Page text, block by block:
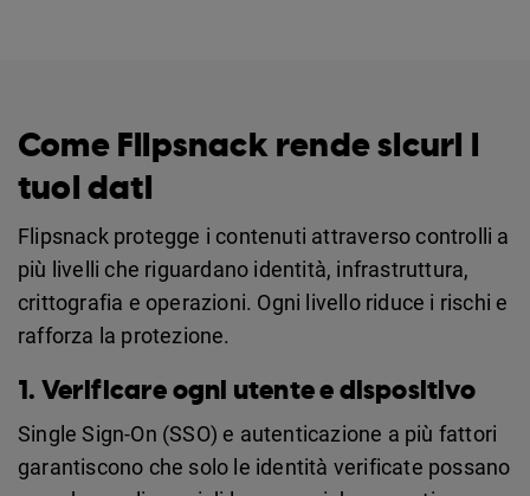
Come Flipsnack rende sicuri i
tuoi dati
Flipsnack protegge i contenuti attraverso controlli a
più livelli che riguardano identità, infrastruttura,
crittografia e operazioni. Ogni livello riduce i rischi e
rafforza la protezione.
1. Verificare ogni utente e dispositivo
Single Sign-On (SSO) e autenticazione a più fattori
garantiscono che solo le identità verificate possano